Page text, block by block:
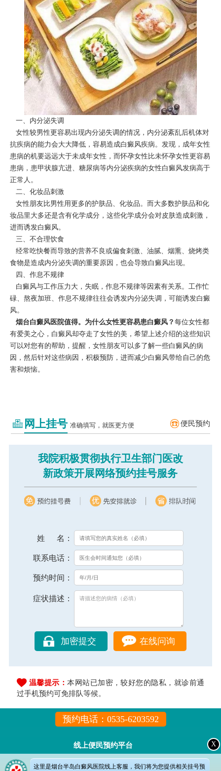
一、内分泌失调
女性较男性更容易出现内分泌失调的情况，内分泌紊乱后机体对
抗疾病的能力会大大降低，容易造成白癜风疾病。发现，成年女性
患病的机要远远大于未成年女性，而怀孕女性比未怀孕女性更容易
患病，患甲状腺亢进、糖尿病等内分泌疾病的女性白癜风发病高于
正常人。
二、化妆品刺激
女性朋友比男性用更多的护肤品、化妆品。而大多数护肤品和化
妆品里大多还是含有化学成分，这些化学成分会对皮肤造成刺激，
进而诱发白癜风。
三、不合理饮食
经常吃快餐而导致的营养不良或偏食刺激、油腻、烟熏、烧烤类
食物是造成内分泌失调的重要原因，也会导致白癜风出现。
四、作息不规律
白癜风与工作压力大，失眠，作息不规律等因素有关系。工作忙
碌、熬夜加班、作息不规律往往会诱发内分泌失调，可能诱发白癜
风。
烟台白癜风医院值得。为什么女性更容易患白癜风？ 每位女性都
有爱美之心，白癜风却夺走了女性的美，希望上述介绍的这些知识
可以对您有的帮助，提醒，女性朋友可以多了解一些白癜风的病
因，然后针对这些病因，积极预防，进而减少白癜风带给自己的危
害和烦恼。
网上挂号 准确填写，就医更方便 便民预约
我院积极贯彻执行卫生部门医改
新政策开展网络预约挂号服务
姓 名：
联系电话：
预约时间：
症状描述：
在线问询
温馨提示：本网站已加密，较好您的隐私，就诊前通
过手机预约可免排队等候。
预约电话：0535-6203592
线上便民预约平台 X
这里是烟台半岛白癜风医院线上客服，我们将为您提供相关挂号预